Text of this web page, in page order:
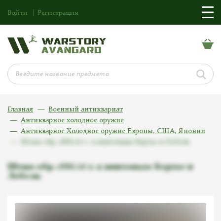
Войти Регистрация
Главная
Военный антиквариат
Антикварное холодное оружие
Антикварное Холодное оружие Европы, США, Японии
Штык обр. 1886/16 г. к винтовкам Бертье и
Лебеля.